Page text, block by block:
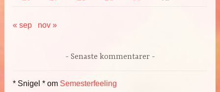
« sep nov »
Senaste kommentarer
* Snigel * om Semesterfeeling